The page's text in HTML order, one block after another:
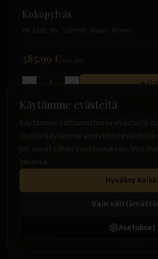
Kokopylväs
Pit. 2395, lev. 150 mm, sisäm. 80 mm
385.99 €
Käytämme evästeitä
Käytämme välttämättömiä evästeitä
Lisäksi käytämme
jos annat siihen suostumuksen. Voit
tahansa.
Hyväksy kaikki
Vain
Asetukset